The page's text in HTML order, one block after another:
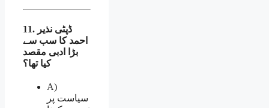
11. ڈپٹی نذیر
احمد کا سب سے
بڑا ادبی مقصد
کیا تھا؟
A)
سیاست پر